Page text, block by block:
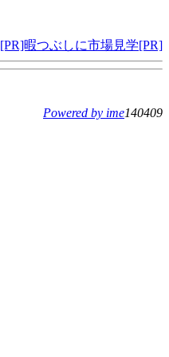
[PR]暇つぶしに市場見学[PR]
Powered by ime140409